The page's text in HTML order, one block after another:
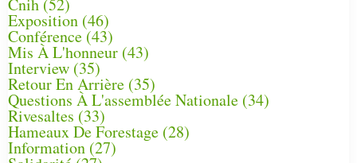
Cnih (52)
Exposition (46)
Conférence(43)
Mis À L'honneur (43)
Interview (35)
Retour En Arrière (35)
Questions À L'assemblée Nationale (34)
Rivesaltes (33)
Hameaux De Forestage (28)
Information (27)